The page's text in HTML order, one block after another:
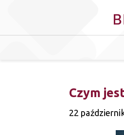
Czym
22